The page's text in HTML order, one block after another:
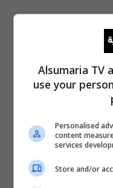
Alsumaria TV
use your
Personalised
content
services
Store and/or